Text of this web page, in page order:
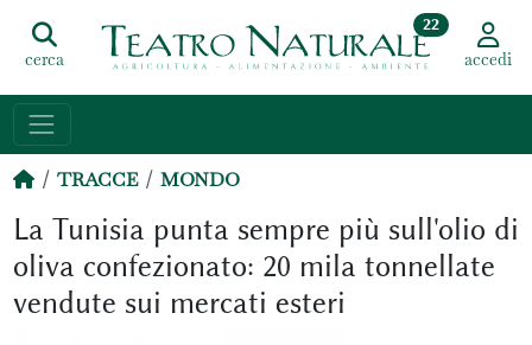
cerca
22
accedi
TRACCE MONDO
La Tunisia punta sempre più sull'olio di
oliva confezionato: 20 mila tonnellate
vendute sui mercati esteri